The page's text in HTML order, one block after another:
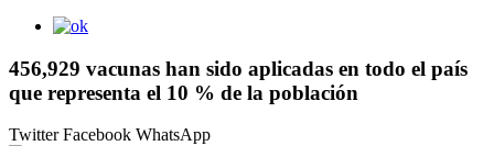
Ver
más
456,929 vacunas han sido aplicadas en todo el país
que representa el 10 % de la población
TwitterFacebook WhatsApp